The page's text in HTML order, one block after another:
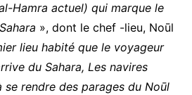
Hamra actuel) qui marque le
», dont le chef -lieu, Noūl
lieu habité que le voyageur
du Sahara, Les navires
rendre des parages du Noūl